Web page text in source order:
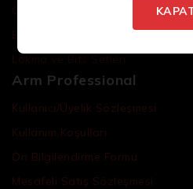
Cırcır Kolları
Batarya ve Adaptörler
Lokma ve Bits Setleri
Arm Professional
Kullanıcı/Üyelik Sözleşmesi
Kullanım Koşulları
Ön Bilgilendirme Formu
Mesafeli Satış Sözleşmesi